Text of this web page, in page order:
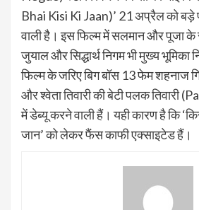
Bhai Kisi Ki Jaan)’ 21 अप्रैल को बड़े
वाली है। इस फिल्म में सलमान और पूजा के
जुयाल और सिद्धार्थ निगम भी मुख्य
फिल्म के जरिए बिग बॉस 13 फेम शहनाज
और श्वेता तिवारी की बेटी पलक तिवारी
में डेब्यू करने वाली हैं। यही कारण है कि
जान’ को लेकर फैंस काफी एक्साइटेड हैं।